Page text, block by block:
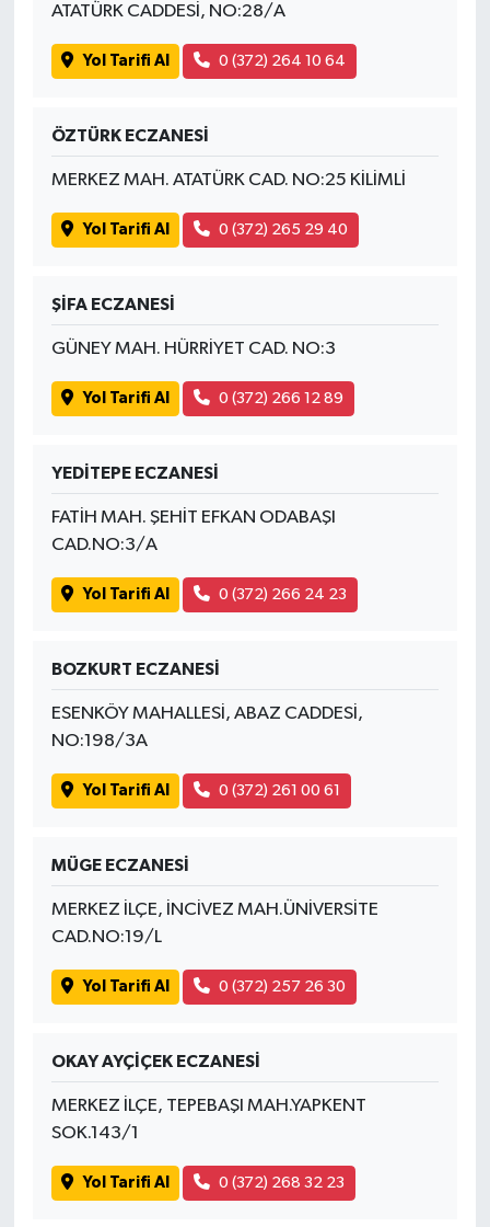
ATATÜRK CADDESİ, NO:28/A
Yol Tarifi Al 0 (372) 264 10 64
ÖZTÜRK ECZANESİ
MERKEZ MAH. ATATÜRK CAD. NO:25 KİLİMLİ
Yol Tarifi Al 0 (372) 265 29 40
ŞİFA ECZANESİ
GÜNEY MAH. HÜRRİYET CAD. NO:3
Yol Tarifi Al 0 (372) 266 12 89
YEDİTEPE ECZANESİ
FATİH MAH. ŞEHİT EFKAN ODABAŞI
CAD.NO:3/A
Yol Tarifi Al 0 (372) 266 24 23
BOZKURT ECZANESİ
ESENKÖY MAHALLESİ, ABAZ CADDESİ,
NO:198/3A
Yol Tarifi Al 0 (372) 261 00 61
MÜGE ECZANESİ
MERKEZ İLÇE, İNCİVEZ MAH.ÜNİVERSİTE
CAD.NO:19/L
Yol Tarifi Al 0 (372) 257 26 30
OKAY AYÇİÇEK ECZANESİ
MERKEZ İLÇE, TEPEBAŞI MAH.YAPKENT
SOK.143/1
Yol Tarifi Al 0 (372) 268 32 23